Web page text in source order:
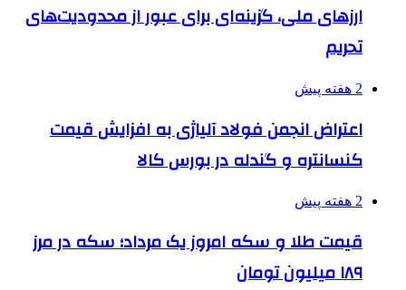
ارزهای ملی، گزینه‌ای برای عبور از محدودیت‌های
تحریم
2 هفته پیش
اعتراض انجمن فولاد آلیاژی به افزایش قیمت
کنسانتره و گندله در بورس کالا
2 هفته پیش
قیمت طلا و سکه امروز یک مرداد؛ سکه در مرز
۱۸۹ میلیون تومان